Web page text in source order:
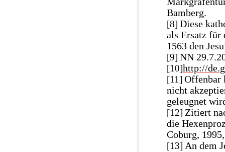
Bamberg.
[8] Diese
als Ersatz für
1563 den
[9] NN
[10]http://
[11] Offenbar
nicht
geleugnet
[12] Zitiert
die
Coburg,
[13] An dem